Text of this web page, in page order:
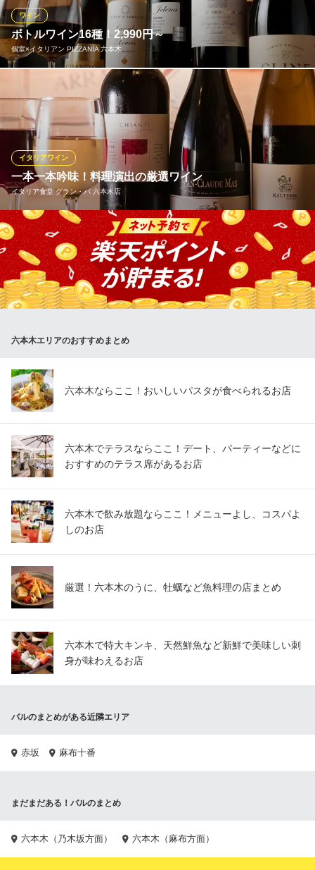
ンをお持ちいたしますので、ワインビギナーでもご心配なく！
ビストロチック 六本木
カジュアルフレンチ
都営大江戸線六本木駅7番出口 徒歩2分
東京都港区六本木7-9-5 森長ビル1F
ボトルワイン16種！2,990円～
個室×イタリアン PIZZANIA 六本木
ワイン
窯焼きのナポリピザや自慢の肉料理を引き立てるワインもこだわ
りのセレクト。世界各国から高コスパの多彩なワインを厳選しま
した。産地も品種も様々な16種をボトル2,990円からご用意！飲み
放題コースでも、いくつかのボトルワイン＆スパークリングワイ
ンをお楽しみいただけます。
個室×イタリアン PIZZANIA 六本木
絶品窯焼きピザの肉バル
地下鉄南北線六本木一丁目駅3番出口 徒歩3分
東京都港区六本木2-3-7 セントラルクリブIII1F
一本一本吟味！料理演出の厳選ワイン
イタリア食堂 グラン・パ 六本木店
イタリアワイン
イタリア料理に欠かせない「ワイン」。オーナーが一本一本しっ
かり吟味を重ね選んだ銘柄が常時約20種超。コストパフォーマン
スやそのリーズナブルさはもちろん、通好みの銘柄が揃うのも魅
力。また、その月々でおすすめする月替りのワインもご用意。
地下鉄南北線六本木一丁目駅1番出口 徒歩3分
六本木エリアのおすすめまとめ
六本木ならここ！おいしいパスタが食べられるお店
六本木でテラスならここ！デート、パーティーなどに
おすすめのテラス席があるお店
六本木で飲み放題ならここ！メニューよし、コスパよ
しのお店
厳選！六本木のうに、牡蠣など魚料理の店まとめ
六本木で特大キンキ、天然鮮魚など新鮮で美味しい刺
身が味わえるお店
バルのまとめがある近隣エリア
赤坂 麻布十番
まだまだある！バルのまとめ
六本木（乃木坂方面） 六本木（麻布方面）